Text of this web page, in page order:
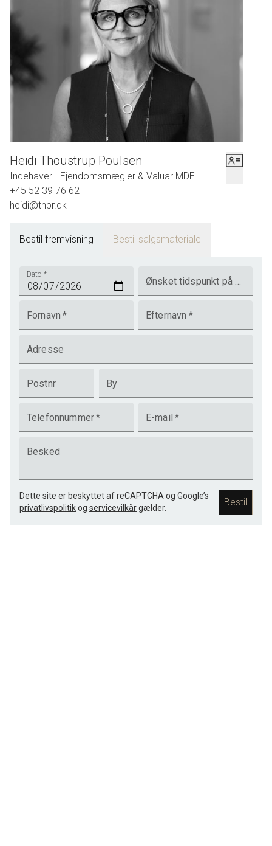
Heidi Thoustrup Poulsen
Indehaver - Ejendomsmægler & Valuar MDE
+45 52 39 76 62
heidi@thpr.dk
Bestil fremvisning Bestil salgsmateriale
Dato *
Ønsket tidspunkt på dagen
Fornavn * Efternavn *
Adresse
Postnr By
Telefonnummer* E-mail *
Besked
Dette site er beskyttet af reCAPTCHA og Google’s
privatlivspolitikog servicevilkårgælder. Bestil